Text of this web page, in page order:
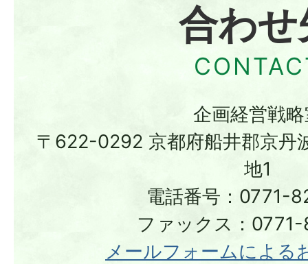
合わせ
企画経営戦
〒622-0292 京都府船井郡京丹
地1
電話番号：0771-
ファックス：
メールフォームによる